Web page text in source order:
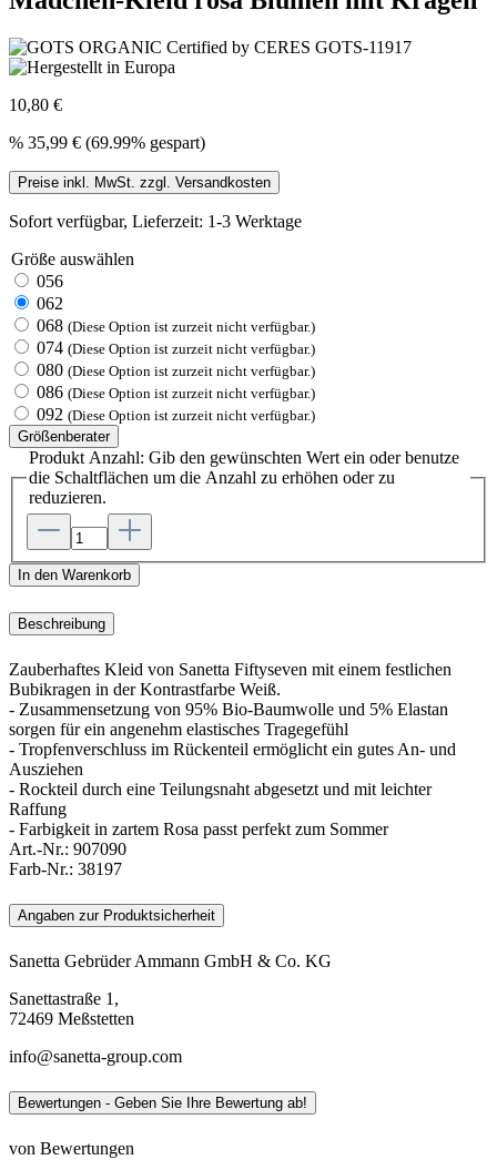
10,80 €
% 35,99 € (69.99% gespart)
Preise inkl. MwSt. zzgl. Versandkosten
Sofort verfügbar, Lieferzeit: 1-3 Werktage
Größe auswählen
056
062
068 (Diese Option ist zurzeit nicht verfügbar.)
074 (Diese Option ist zurzeit nicht verfügbar.)
080 (Diese Option ist zurzeit nicht verfügbar.)
086 (Diese Option ist zurzeit nicht verfügbar.)
092 (Diese Option ist zurzeit nicht verfügbar.)
Größenberater
Produkt Anzahl: Gib den gewünschten Wert ein oder benutze
die Schaltflächen um die Anzahl zu erhöhen oder zu
reduzieren.
In den Warenkorb
Beschreibung
Zauberhaftes Kleid von Sanetta Fiftyseven mit einem festlichen
Bubikragen in der Kontrastfarbe Weiß.
- Zusammensetzung von 95% Bio-Baumwolle und 5% Elastan
sorgen für ein angenehm elastisches Tragegefühl
- Tropfenverschluss im Rückenteil ermöglicht ein gutes An- und
Ausziehen
- Rockteil durch eine Teilungsnaht abgesetzt und mit leichter
Raffung
- Farbigkeit in zartem Rosa passt perfekt zum Sommer
Art.-Nr.: 907090
Farb-Nr.: 38197
Angaben zur Produktsicherheit
Sanetta Gebrüder Ammann GmbH & Co. KG
Sanettastraße 1,
72469 Meßstetten
info@sanetta-group.com
Bewertungen - Geben Sie Ihre Bewertung ab!
von Bewertungen